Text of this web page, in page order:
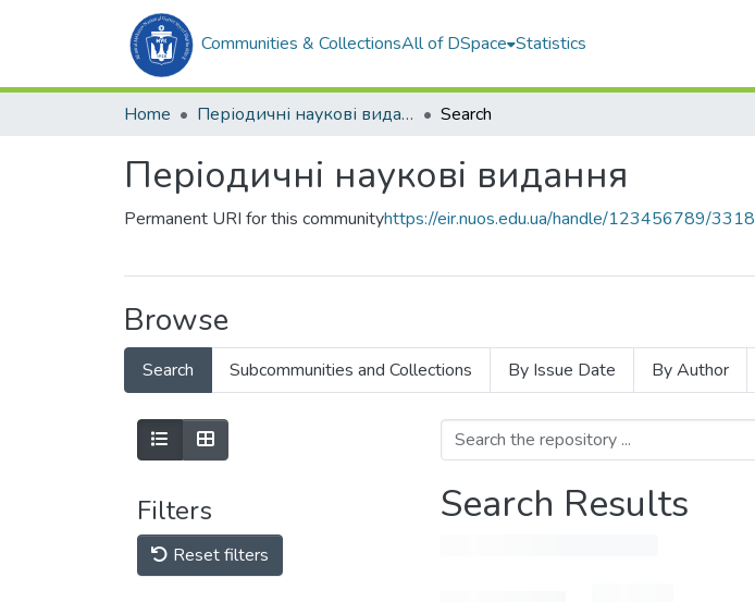
Communities & CollectionsAll of DSpace Statistics
Home Періодичні наукові видання Search
Періодичні наукові видання
Permanent URI for this communityhttps://eir.nuos.edu.ua/handle/123456789/3318
Browse
Search Subcommunities and Collections By Issue Date By Author
Filters
Reset filters
Search Results